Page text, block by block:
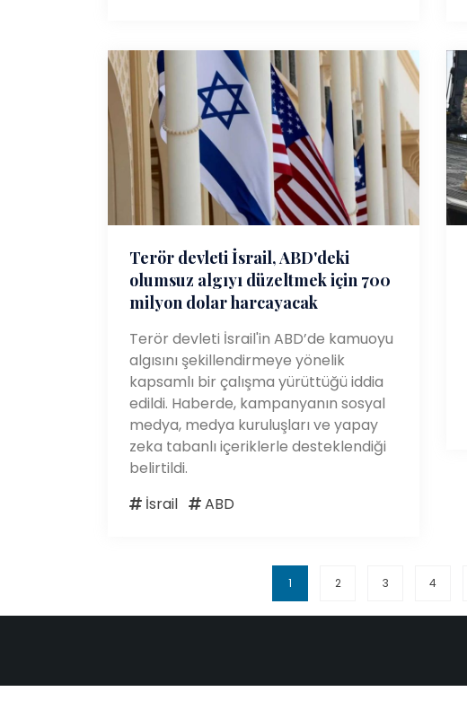
Terör devleti İsrail, ABD'deki
olumsuz algıyı düzeltmek için 700
milyon dolar harcayacak
Terör devleti İsrail'in ABD’de kamuoyu
algısını şekillendirmeye yönelik
kapsamlı bir çalışma yürüttüğü iddia
edildi. Haberde, kampanyanın sosyal
medya, medya kuruluşları ve yapay
zeka tabanlı içeriklerle desteklendiği
belirtildi.
İsrail
ABD
1 2 3 4